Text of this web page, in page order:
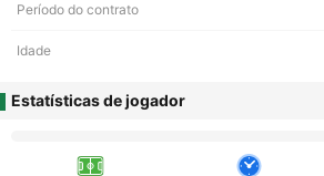
Período do contrato
Idade
Estatísticas de jogador